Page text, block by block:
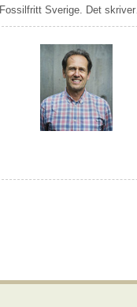
Fossilfritt Sverige. Det